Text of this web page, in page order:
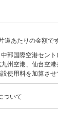
道あたりの金額です
部国際空港セン
州空港、仙台空
使用料を加算させ
ついて